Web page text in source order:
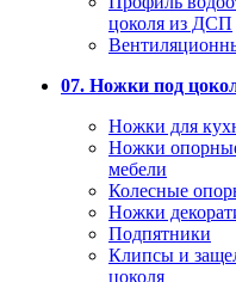
цоколя из ДСП
07. Ножки под
Ножки для
Ножки
мебели
Колесные
Ножки
Подпятники
Клипсы и
цоколя